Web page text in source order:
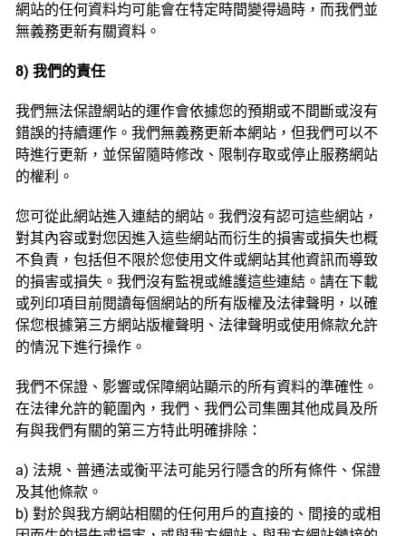
網站的任何資料均可能會在特定時間變得過時，而我們並
無義務更新有關資料。‭
8) 我們的責任
我們無法保證網站的運作會依據您的預期或不間斷或沒有
錯誤的持續運作。我們無義務更新本網站，但我們可以不
時進行更新，並保留隨時修改、限制存取或停止服務網站
的權利。
您可從此網站進入連結的網站。我們沒有認可這些網站，
對其內容或對您因進入這些網站而衍生的損害或損失也概
不負責，包括但不限於您使用文件或網站其他資訊而導致
的損害或損失。我們沒有監視或維護這些連結。請在下載
或列印項目前閱讀每個網站的所有版權及法律聲明，以確
保您根據第三方網站版權聲明、法律聲明或使用條款允許
的情況下進行操作。
我們不保證、影響或保障網站顯示的所有資料的準確性。
在法律允許的範圍內，我們、我們公司集團其他成員及所
有與我們有關的第三方特此明確排除：
a) 法規、普通法或衡平法可能另行隱含的所有條件、保證
及其他條款。
b) 對於與我方網站相關的任何用戶的直接的、間接的或相